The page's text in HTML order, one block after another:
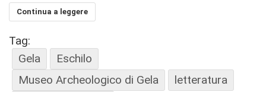
Continua a leggere
Tag:
Gela
Eschilo
Museo Archeologico di Gela
letteratura